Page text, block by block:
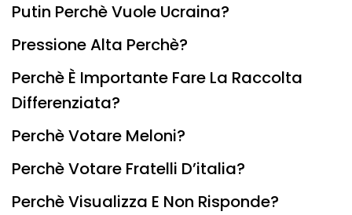
Putin Perchè Vuole Ucraina?
Pressione Alta Perchè?
Perchè È Importante Fare La Raccolta
Differenziata?
Perchè Votare Meloni?
Perchè Votare Fratelli D’italia?
Perchè Visualizza E Non Risponde?